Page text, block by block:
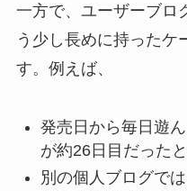
一方で、ユーザーブロ
う少し長めに持ったケ
す。例えば、
発売日から毎日遊
が約26日目だった
別の個人ブログで